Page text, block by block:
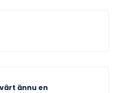
ännu en